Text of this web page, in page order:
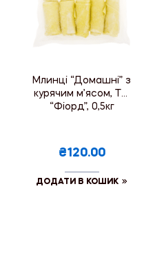
Млинці “Домашні” з
курячим м’ясом, ТМ
“Фіорд”, 0,5кг
₴120.00
ДОДАТИ В КОШИК